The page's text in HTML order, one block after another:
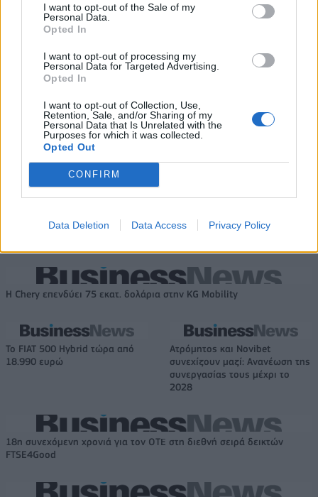
I want to opt-out of the Sale of my
Personal Data.
Opted In
I want to opt-out of processing my
Personal Data for Targeted Advertising.
Opted In
I want to opt-out of Collection, Use,
Retention, Sale, and/or Sharing of my
Personal Data that Is Unrelated with the
Purposes for which it was collected.
Opted Out
CONFIRM
Data Deletion Data Access Privacy Policy
Εθνική Νεανίδων: Με τη
του Ευρωμπάσκετ (live stream)
ΕΛΣΤΑΤ: Στο 3,4% υποχώρησε ο πληθωρισμός τον Ιούλιο
Χρηματοδότηση 8 εκατ. ευρώ
σε 843 μέσα ενημέρωσης-
πρόγραμμα ενίσχυσης του
εξάμηνο, στα 550 εκατ. ευρώ –
Η Chery επενδύει 75 εκατ. δολάρια στην KG Mobility
Το FIAT 500 Hybrid τώρα από
18.990 ευρώ
Ατρόμητος και Novibet
συνεχίζουν μαζί: Ανανέωση της
συνεργασίας τους μέχρι το
2028
18η συνεχόμενη χρονιά για τον ΟΤΕ στη διεθνή σειρά δεικτών
FTSE4Good